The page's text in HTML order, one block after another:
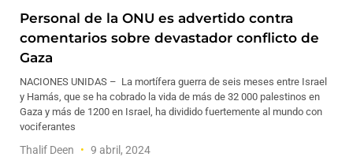
Personal de la ONU es advertido contra
comentarios sobre devastador conflicto de
Gaza
NACIONES UNIDAS – La mortífera guerra de seis meses entre Israel
y Hamás, que se ha cobrado la vida de más de 32 000 palestinos en
Gaza y más de 1200 en Israel, ha dividido fuertemente al mundo con
vociferantes
Thalif Deen 9 abril, 2024